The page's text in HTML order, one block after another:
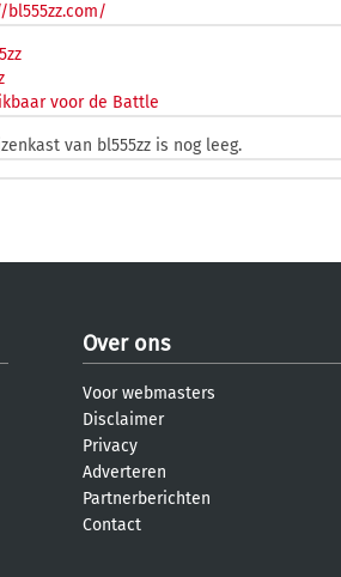
bl555zz.com/
voor de Battle
van bl555zz is nog leeg.
Over ons
Voor webmasters
Disclaimer
Privacy
Adverteren
Partnerberichten
Contact